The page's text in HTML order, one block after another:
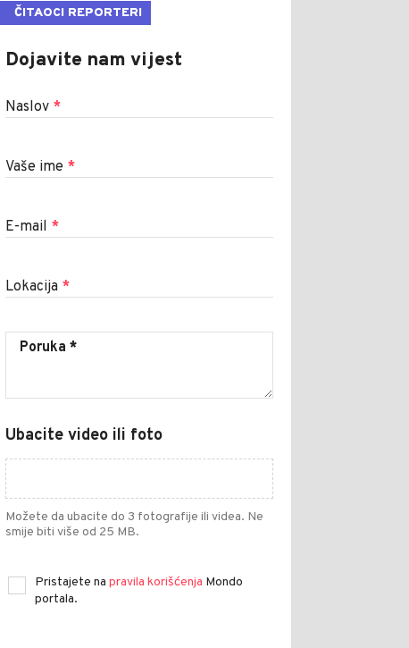
ČITAOCI REPORTERI
Dojavite nam vijest
Naslov *
Vaše ime *
E-mail *
Lokacija *
Ubacite video ili foto
Možete da ubacite do 3 fotografije ili videa. Ne
smije biti više od 25 MB.
Pristajete na pravila korišćenja Mondo
portala.